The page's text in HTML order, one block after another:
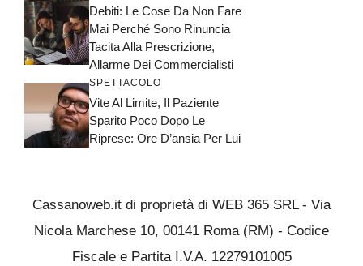
Debiti: Le Cose Da Non Fare
Mai Perché Sono Rinuncia
Tacita Alla Prescrizione,
Allarme Dei Commercialisti
SPETTACOLO
Vite Al Limite, Il Paziente
Sparito Poco Dopo Le
Riprese: Ore D’ansia Per Lui
Cassanoweb.it di proprietà di WEB 365 SRL - Via
Nicola Marchese 10, 00141 Roma (RM) - Codice
Fiscale e Partita I.V.A. 12279101005